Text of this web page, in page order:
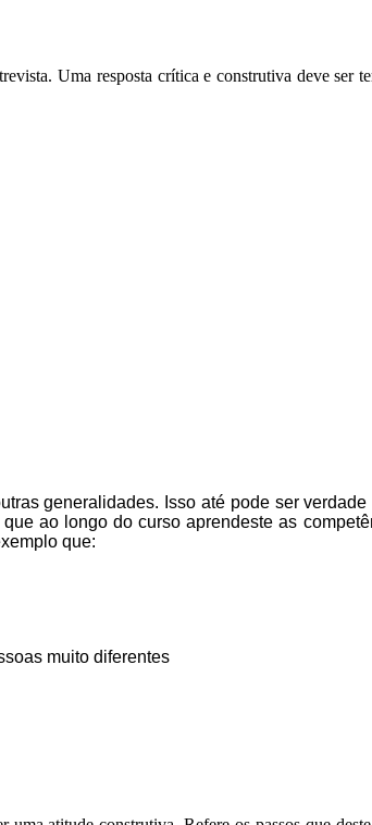
Uma resposta crítica e construtiva deve ser
generalidades. Isso até pode ser
ao longo do curso aprendeste as
que:
muito diferentes